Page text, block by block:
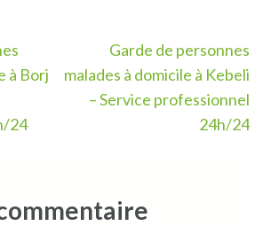
à Borj
24
Garde de personnes
malades à domicile à Kebeli
– Service professionnel
24h/24